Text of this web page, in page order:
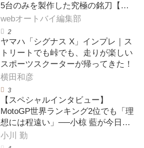
5台のみを製作した究極の銘刀【ヨ
シムラ伝】
webオートバイ編集部
ヤマハ「シグナス X」インプレ｜ス
トリートでも峠でも、走りが楽しい
スポーツスクーターが帰ってきた！
横田和彦
【スペシャルインタビュー】
MotoGP世界ランキング2位でも「理
想には程遠い」──小椋 藍が今日も
走り続ける理由
小川 勤